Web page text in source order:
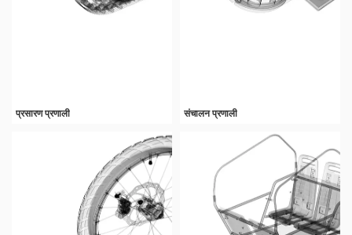
प्रसारण प्रणाली संचालन प्रणाली